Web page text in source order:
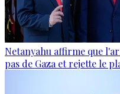
Netanyahu affirme que
pas de Gaza et rejette le